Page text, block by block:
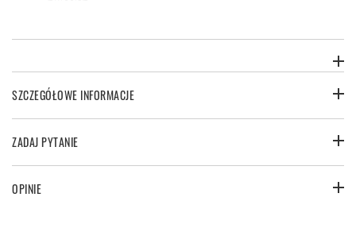
SZCZEGÓŁOWE INFORMACJE
ZADAJ PYTANIE
OPINIE